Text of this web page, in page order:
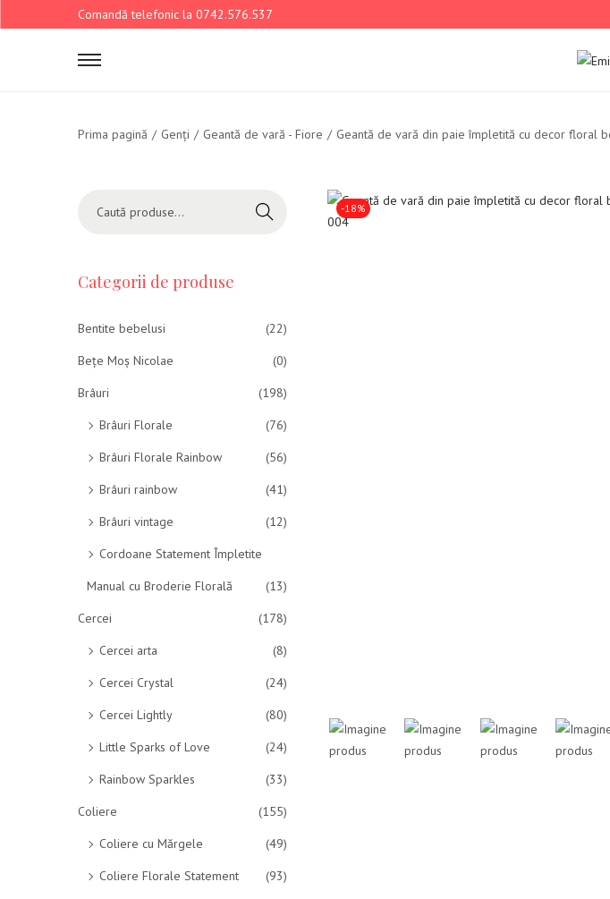
Comandă telefonic la 0742.576.537
Prima pagină / Genți / Geantă de vară - Fiore / Geantă de vară din paie împletită cu decor floral
-18%
Caută
Categorii de produse
Bentite bebelusi
(22)
Bețe Moș Nicolae
(0)
Brâuri
(198)
Brâuri Florale
(76)
Brâuri Florale Rainbow
(56)
Brâuri rainbow
(41)
Brâuri vintage
(12)
Cordoane Statement Împletite
Manual cu Broderie Florală
(13)
Cercei
(178)
Cercei arta
(8)
Cercei Crystal
(24)
Cercei Lightly
(80)
Little Sparks of Love
(24)
Rainbow Sparkles
(33)
Coliere
(155)
Coliere cu Mărgele
(49)
Coliere Florale Statement
(93)